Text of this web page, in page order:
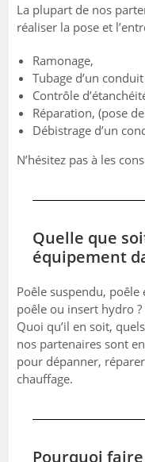
La plupart de nos
réaliser la pose et
Ramonage,
Tubage d’un
Contrôle
Réparation, (pose
Débistrage d’un
N’hésitez pas à les
Quelle que
équipement
Poêle suspendu,
poêle ou insert hydro
Quoi qu’il en soit,
nos partenaires sont
pour dépanner,
chauffage.
Pourquoi